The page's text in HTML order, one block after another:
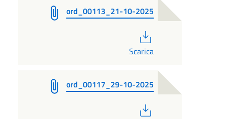
ord_00113_21-10-2025
Scarica
ord_00117_29-10-2025